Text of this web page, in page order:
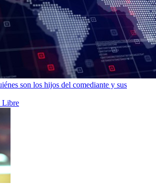
son los hijos del comediante y sus
Libre